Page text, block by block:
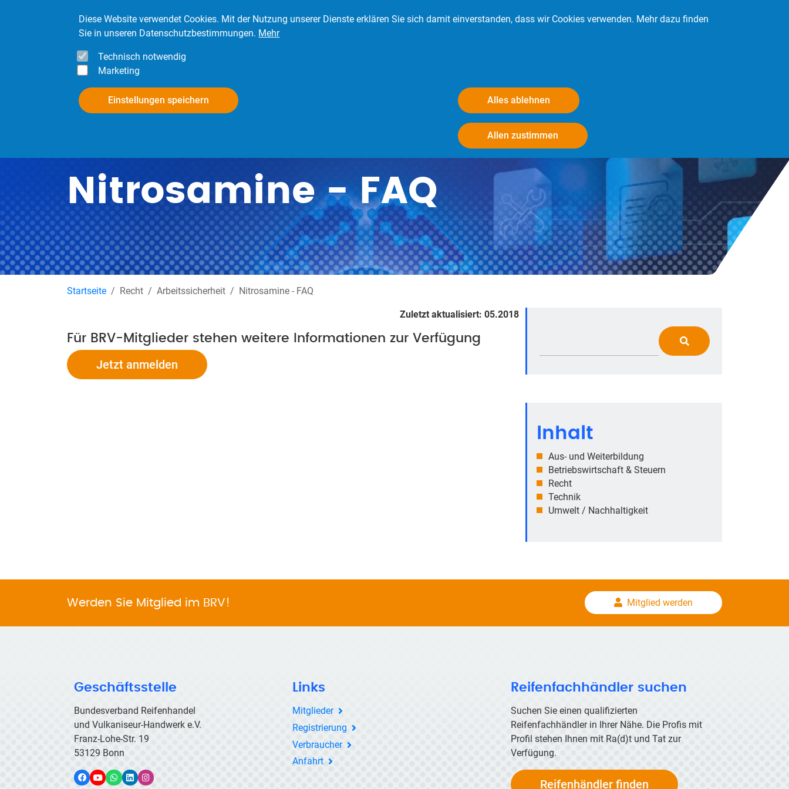
Diese Website verwendet Cookies. Mit der Nutzung unserer Dienste erklären Sie sich damit einverstanden, dass wir Cookies verwenden. Mehr dazu finden
Sie in unseren Datenschutzbestimmungen. Mehr
Technisch notwendig
Marketing
Einstellungen speichern Alles ablehnen
Allen zustimmen
Kontakt Login
Nitrosamine - FAQ
Startseite Recht Arbeitssicherheit Nitrosamine - FAQ
Zuletzt aktualisiert: 05.2018
Für BRV-Mitglieder stehen weitere Informationen zur Verfügung
Jetzt anmelden
Inhalt
Aus- und Weiterbildung
Betriebswirtschaft & Steuern
Recht
Technik
Umwelt / Nachhaltigkeit
Werden Sie Mitglied im BRV! Mitglied werden
Geschäftsstelle
Bundesverband Reifenhandel
und Vulkaniseur-Handwerk e.V.
Franz-Lohe-Str. 19
53129 Bonn
FacebookYouTubeWhatsAppLinkedInInstagram
Links
Mitglieder
Registrierung
Verbraucher
Anfahrt
Reifenfachhändler suchen
Suchen Sie einen qualifizierten
Reifenfachhändler in Ihrer Nähe. Die Profis mit
Profil stehen Ihnen mit Ra(d)t und Tat zur
Verfügung.
Reifenhändler finden